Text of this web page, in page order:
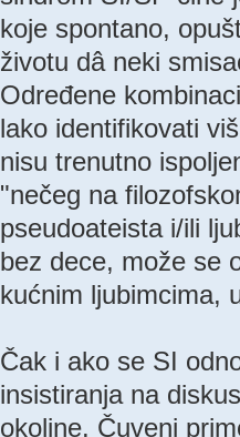
koje spontano,
životu dâ neki
Određene
lako identifikovati
nisu trenutno
"nečeg na
pseudoateista i/ili
bez dece, može se
kućnim ljubimcima,
Čak i ako se SI
insistiranja na
okoline. Čuveni